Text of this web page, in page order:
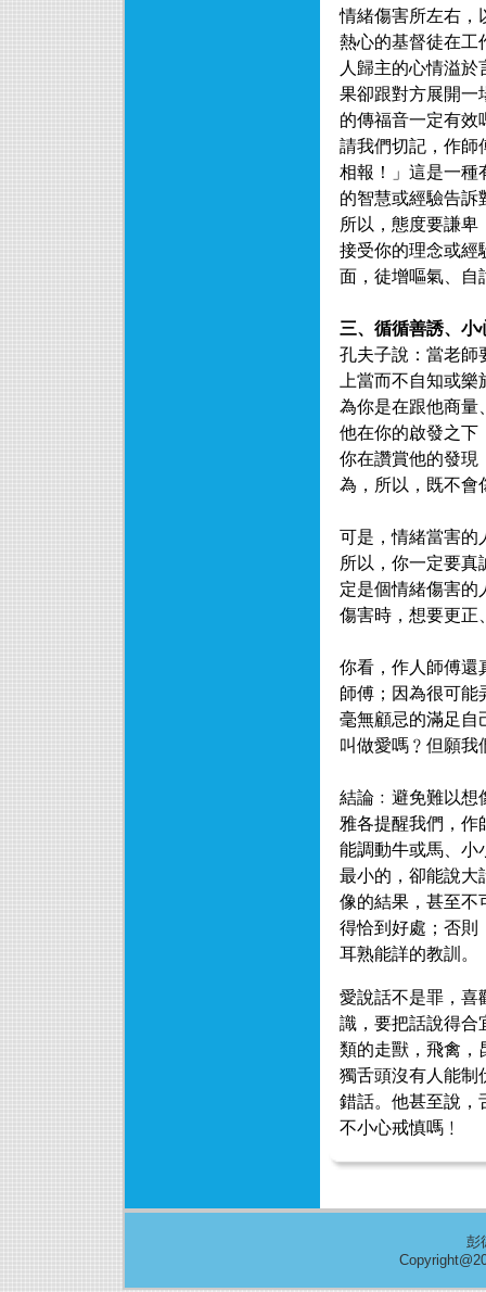
情緒傷害所左右，
熱心的基督徒在工
人歸主的心情溢
果卻跟對方展開一
的傳福音一定有效
請我們切記，作師
相報！」這是一種
的智慧或經驗告訴
所以，態度要謙
接受你的理念或經
面，徒增嘔氣、自
三、循循善誘、小
孔夫子說：當老師
上當而不自知或
為你是在跟他商量
他在你的啟發之下
你在讚賞他的發現
為，所以，既不會
可是，情緒當害的
所以，你一定要
定是個情緒傷害的
傷害時，想要更正
你看，作人師傅還
師傅；因為很可能
毫無顧忌的滿足自
叫做愛嗎﹖但願我
結論﹕避免難以想
雅各提醒我們，作
能調動牛或馬、小
最小的，卻能說大
像的結果，甚至不
得恰到好處；否則
耳熟能詳的教訓。
愛說話不是罪，喜
識，要把話說得合
類的走獸，飛禽，
獨舌頭沒有人能制
錯話。他甚至說，
不小心戒慎嗎﹗
彭